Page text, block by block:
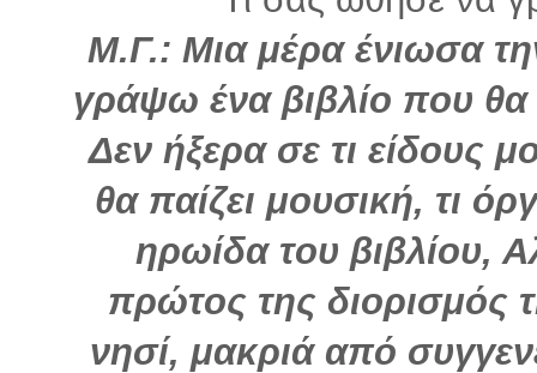
Μ.Γ.: Μια μέρα ένιωσα
γράψω ένα βιβλίο που θα
Δεν ήξερα σε τι είδους
θα παίζει μουσική, τι
ηρωίδα του βιβλίου,
πρώτος της διορισμός
νησί, μακριά από